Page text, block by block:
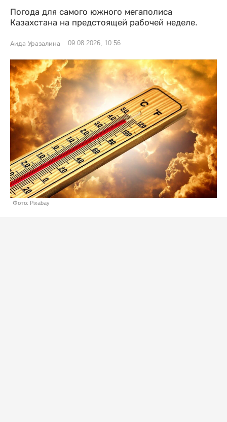
Погода для самого южного мегаполиса
Казахстана на предстоящей рабочей неделе.
Аида Уразалина 09.08.2026, 10:56
Фото: Pixabay